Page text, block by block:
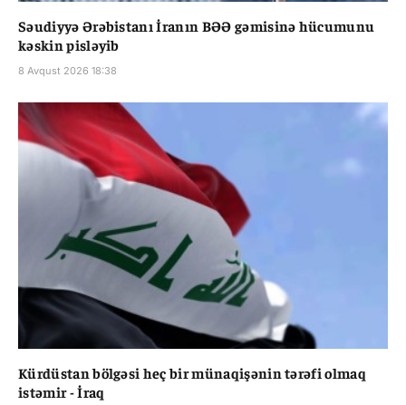
Səudiyyə Ərəbistanı İranın BƏƏ gəmisinə hücumunu
kəskin pisləyib
8 Avqust 2026 18:38
Kürdüstan bölgəsi heç bir münaqişənin tərəfi olmaq
istəmir - İraq